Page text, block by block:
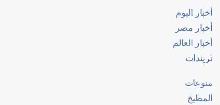
أخبار اليوم
أخبار مصر
أخبار العالم
تريندات
منوعات
المطبخ